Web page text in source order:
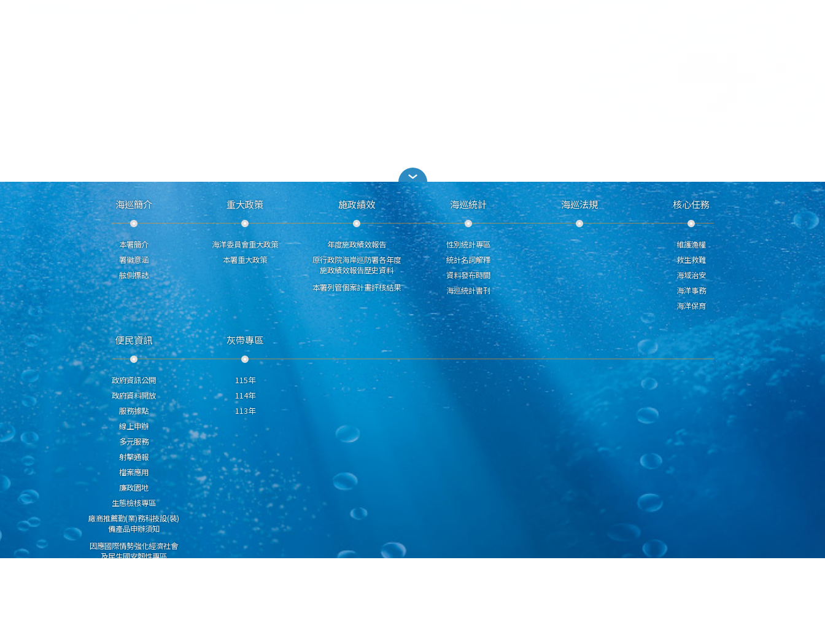
海巡簡介
本署簡介
署徽意涵
舷側標誌
重大政策
海洋委員會重大政策
本署重大政策
施政績效
年度施政績效報告
原行政院海岸巡防署各年度
施政績效報告歷史資料
本署列管個案計畫評核結果
海巡統計
性別統計專區
統計名詞解釋
資料發布時間
海巡統計書刊
海巡法規 核心任務
維護漁權
救生救難
海域治安
海洋事務
海洋保育
便民資訊
政府資訊公開
政府資料開放
服務據點
線上申辦
多元服務
射擊通報
檔案應用
廉政園地
生態檢核專區
廠商推薦勤(業)務科技設(裝)
備產品申辦須知
因應國際情勢強化經濟社會
及民生國安韌性專區
灰帶專區
115年
114年
113年